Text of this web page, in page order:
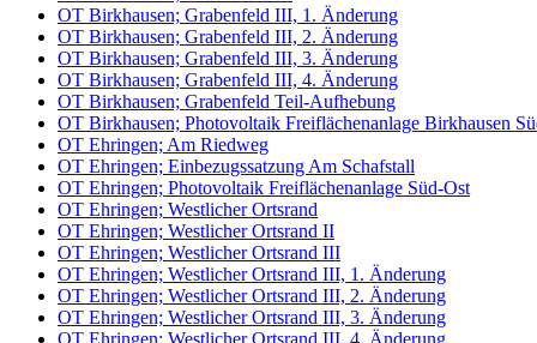
OT Birkhausen; Grabenfeld III, 1. Änderung
OT Birkhausen; Grabenfeld III, 2. Änderung
OT Birkhausen; Grabenfeld III, 3. Änderung
OT Birkhausen; Grabenfeld III, 4. Änderung
OT Birkhausen; Grabenfeld Teil-Aufhebung
OT Birkhausen; Photovoltaik Freiflächenanlage Birkhausen
OT Ehringen; Am Riedweg
OT Ehringen; Einbezugssatzung Am Schafstall
OT Ehringen; Photovoltaik Freiflächenanlage Süd-Ost
OT Ehringen; Westlicher Ortsrand
OT Ehringen; Westlicher Ortsrand II
OT Ehringen; Westlicher Ortsrand III
OT Ehringen; Westlicher Ortsrand III, 1. Änderung
OT Ehringen; Westlicher Ortsrand III, 2. Änderung
OT Ehringen; Westlicher Ortsrand III, 3. Änderung
OT Ehringen; Westlicher Ortsrand III, 4. Änderung